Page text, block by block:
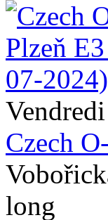
Czech
long